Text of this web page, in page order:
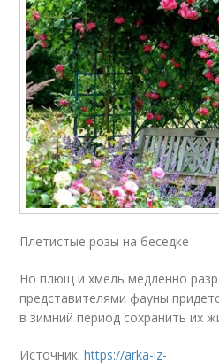
Плетистые розы на беседке
Но плющ и хмель медленно
представителями фауны
в зимний период сохранить их
Источник:https://arka-iz-